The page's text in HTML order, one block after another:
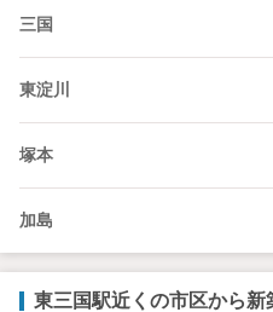
三国
東淀川
塚本
加島
東三国駅近くの市区から新